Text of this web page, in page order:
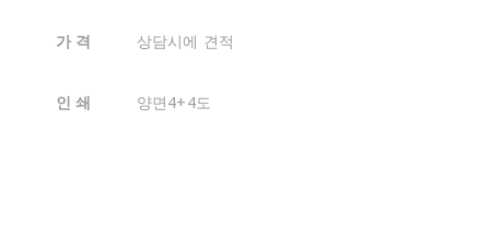
가 격 상담시에 견적
인 쇄 양면4+4도